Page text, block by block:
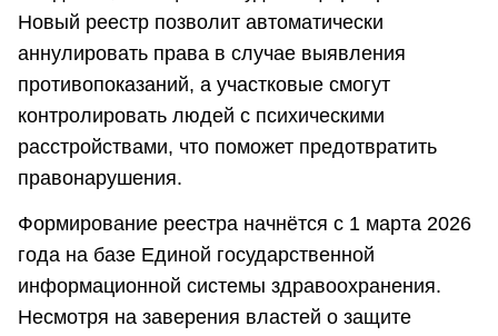
Новый реестр позволит автоматически
аннулировать права в случае выявления
противопоказаний, а участковые смогут
контролировать людей с психическими
расстройствами, что поможет предотвратить
правонарушения.
Формирование реестра начнётся с 1 марта 2026
года на базе Единой государственной
информационной системы здравоохранения.
Несмотря на заверения властей о защите